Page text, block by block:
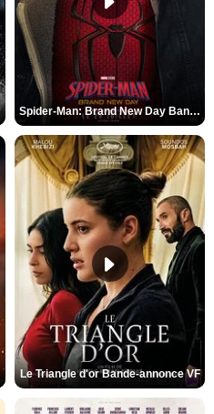
Spider-Man: Brand New Day Bande-annonce VO STFR
Le Triangle d'or Bande-annonce VF